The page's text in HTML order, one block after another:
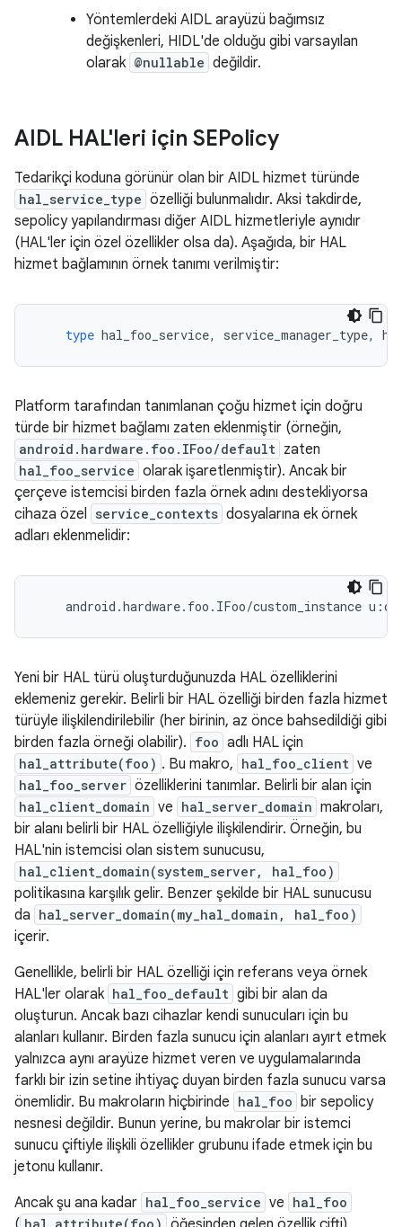
Yöntemlerdeki AIDL arayüzü bağımsız
değişkenleri, HIDL'de olduğu gibi varsayılan
olarak @nullable değildir.
AIDL HAL'leri için SEPolicy
Tedarikçi koduna görünür olan bir AIDL hizmet türünde
hal_service_type özelliği bulunmalıdır. Aksi takdirde,
sepolicy yapılandırması diğer AIDL hizmetleriyle aynıdır
(HAL'ler için özel özellikler olsa da). Aşağıda, bir HAL
hizmet bağlamının örnek tanımı verilmiştir:
type hal_foo_service, service_manager_type,
Platform tarafından tanımlanan çoğu hizmet için doğru
türde bir hizmet bağlamı zaten eklenmiştir (örneğin,
android.hardware.foo.IFoo/default zaten
hal_foo_service olarak işaretlenmiştir). Ancak bir
çerçeve istemcisi birden fazla örnek adını destekliyorsa
cihaza özel service_contexts dosyalarına ek örnek
adları eklenmelidir:
Yeni bir HAL türü oluşturduğunuzda HAL özelliklerini
eklemeniz gerekir. Belirli bir HAL özelliği birden fazla hizmet
türüyle ilişkilendirilebilir (her birinin, az önce bahsedildiği gibi
birden fazla örneği olabilir). foo adlı HAL için
hal_attribute(foo) . Bu makro, hal_foo_client ve
hal_foo_server özelliklerini tanımlar. Belirli bir alan için
hal_client_domain ve hal_server_domain makroları,
bir alanı belirli bir HAL özelliğiyle ilişkilendirir. Örneğin, bu
HAL'nin istemcisi olan sistem sunucusu,
hal_client_domain(system_server, hal_foo)
politikasına karşılık gelir. Benzer şekilde bir HAL sunucusu
da hal_server_domain(my_hal_domain, hal_foo)
içerir.
Genellikle, belirli bir HAL özelliği için referans veya örnek
HAL'ler olarak hal_foo_default gibi bir alan da
oluşturun. Ancak bazı cihazlar kendi sunucuları için bu
alanları kullanır. Birden fazla sunucu için alanları ayırt etmek
yalnızca aynı arayüze hizmet veren ve uygulamalarında
farklı bir izin setine ihtiyaç duyan birden fazla sunucu varsa
önemlidir. Bu makroların hiçbirinde hal_foo bir sepolicy
nesnesi değildir. Bunun yerine, bu makrolar bir istemci
sunucu çiftiyle ilişkili özellikler grubunu ifade etmek için bu
jetonu kullanır.
Ancak şu ana kadar hal_foo_service ve hal_foo